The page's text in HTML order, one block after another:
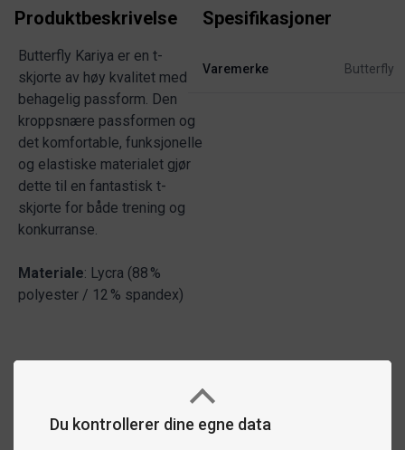
Du kontrollerer dine egne data
Produktbeskrivelse
Butterfly Kariya er en t-
skjorte av høy kvalitet med
behagelig passform. Den
kroppsnære passformen og
det komfortable, funksjonelle
og elastiske materialet gjør
dette til en fantastisk t-
skjorte for både trening og
konkurranse.
Materiale: Lycra (88 %
polyester / 12 % spandex)
Spesifikasjoner
Varemerke Butterfly